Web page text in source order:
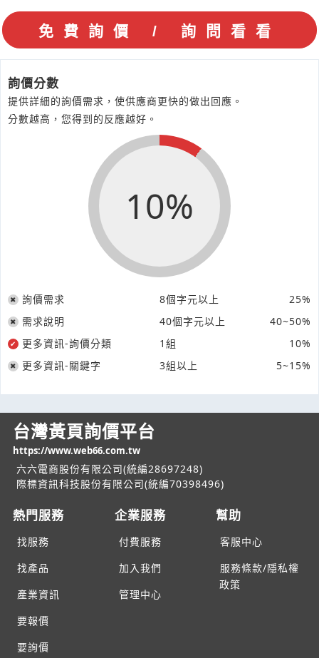
詢價分數
提供詳細的詢價需求，使供應商更快的做出回應。
分數越高，您得到的反應越好。
10%
詢價需求 8個字元以上
25%
需求說明
40個字元以上
40~50%
更多資訊-詢價分類
1組
10%
更多資訊-關鍵字
3組以上 5~15%
台灣黃頁詢價平台
https://www.web66.com.tw
六六電商股份有限公司(統編28697248)
際標資訊科技股份有限公司(統編70398496)
熱門服務
找服務
找產品
產業資訊
要報價
要詢價
企業服務
付費服務
加入我們
管理中心
幫助
客服中心
服務條款/隱私權
政策